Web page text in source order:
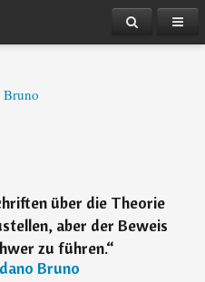
über die Theorie
aber der Beweis
zu führen.“
Bruno